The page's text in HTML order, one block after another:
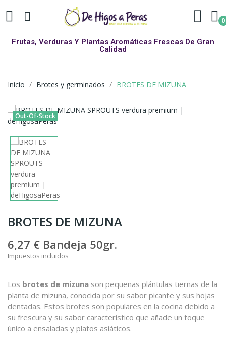
0
Frutas, Verduras Y Plantas Aromáticas Frescas De Gran
Calidad
Inicio Brotes y germinados BROTES DE MIZUNA
Out-Of-Stock
BROTES DE MIZUNA
6,27 € Bandeja 50gr.
Impuestos incluidos
Los brotes de mizuna son pequeñas plántulas tiernas de la
planta de mizuna, conocida por su sabor picante y sus hojas
dentadas. Estos brotes son populares en la cocina debido a
su frescura y su sabor característico que añade un toque
único a ensaladas y platos asiáticos.